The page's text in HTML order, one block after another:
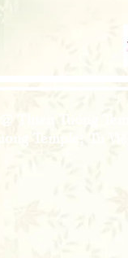
@ Thien Tuong
Temple; Tu